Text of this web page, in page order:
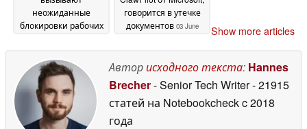
неожиданные
блокировки рабочих
говорится в утечке
документов 03 June
Show more articles
Авторисходного текста: Hannes
Brecher- Senior Tech Writer- 21915
статей на Notebookcheckc 2018
года